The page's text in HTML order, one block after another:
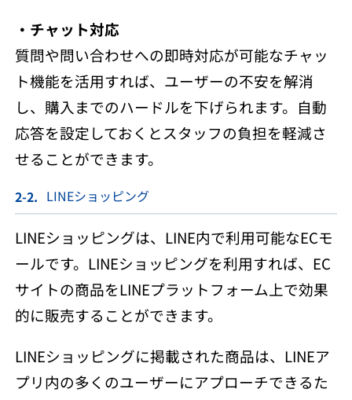
・チャット対応
質問や問い合わせへの即時対応が可能なチャッ
ト機能を活用すれば、ユーザーの不安を解消
し、購入までのハードルを下げられます。自動
応答を設定しておくとスタッフの負担を軽減さ
せることができます。
LINEショッピング
LINEショッピングは、LINE内で利用可能なECモ
ールです。LINEショッピングを利用すれば、EC
サイトの商品をLINEプラットフォーム上で効果
的に販売することができます。
LINEショッピングに掲載された商品は、LINEア
プリ内の多くのユーザーにアプローチできるた